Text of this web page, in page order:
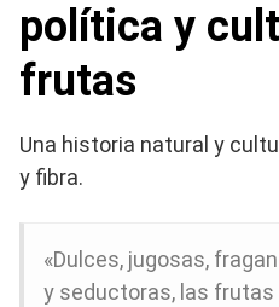
política y
frutas
Una historia natural y
y fibra.
«Dulces, jugosas,
y seductoras, las